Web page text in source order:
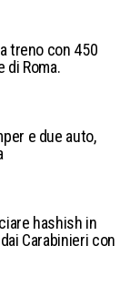
treno con 450
di Roma.
e due auto,
hashish in
Carabinieri con